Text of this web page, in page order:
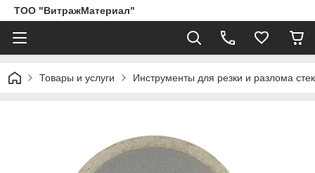
ТОО "ВитражМатериал"
Товары и услуги Инструменты для резки и разлома